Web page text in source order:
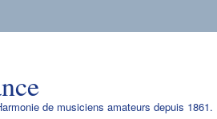
de musiciens amateurs depuis 1861.